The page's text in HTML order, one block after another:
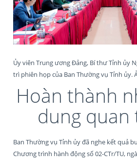
Ủy viên Trung ương Đảng, Bí thư Tỉnh ủy
trì phiên họp của Ban Thường vụ Tỉnh ủy.
Hoàn thành
dung quan
Ban Thường vụ Tỉnh ủy đã nghe kết quả
Chương trình hành động số 02-CTr/TU,